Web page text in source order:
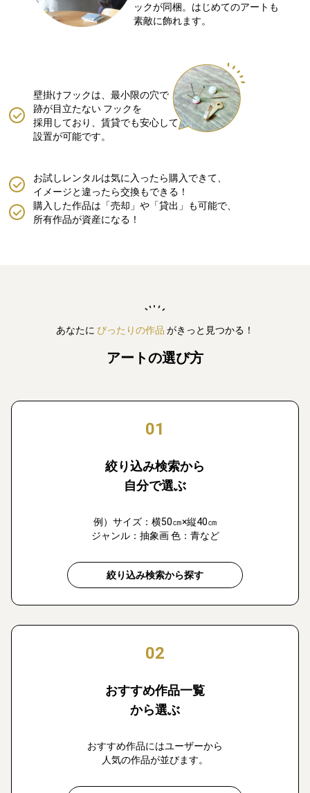
ックが同梱。はじめてのアートも
素敵に飾れます。
壁掛けフックは、最小限の穴で
跡が目立たない フックを
採用しており、賃貸でも安心して
設置が可能です。
購入した作品は「売却」や「貸出」も可能で、
所有作品が資産になる！
お試しレンタルは気に入ったら購入できて、
イメージと違ったら交換もできる！
あなたに ぴったりの作品 がきっと見つかる！
アートの選び方
01
絞り込み検索から
自分で選ぶ
例）サイズ：横50㎝×縦40㎝
ジャンル：抽象画 色：青など
絞り込み検索から探す
02
おすすめ作品一覧
から選ぶ
おすすめ作品にはユーザーから
人気の作品が並びます。